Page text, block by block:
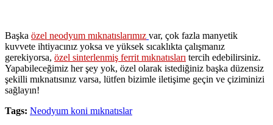
Başka özel neodyum mıknatıslarımız var, çok fazla manyetik
kuvvete ihtiyacınız yoksa ve yüksek sıcaklıkta çalışmanız
gerekiyorsa, özel sinterlenmiş ferrit mıknatısları tercih edebilirsiniz.
Yapabileceğimiz her şey yok, özel olarak istediğiniz başka düzensiz
şekilli mıknatısınız varsa, lütfen bizimle iletişime geçin ve çiziminizi
sağlayın!
Tags: Neodyum koni mıknatıslar